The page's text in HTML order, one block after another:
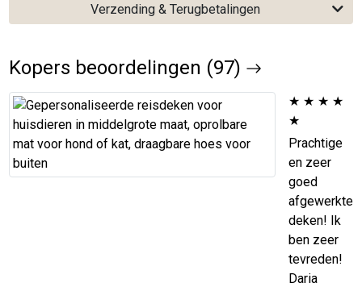
Verzending & Terugbetalingen
Kopers beoordelingen (97)
★ ★ ★ ★
★
Prachtige
en zeer
goed
afgewerkte
deken! Ik
ben zeer
tevreden!
Daria